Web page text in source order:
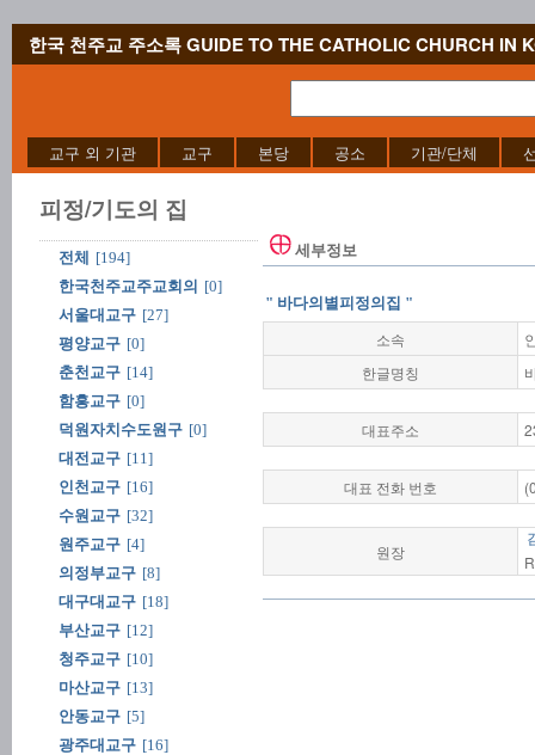
한국 천주교 주소록 GUIDE TO THE CATHOLIC CHURCH IN
교구 외 기관 교구 본당 공소 기관/단체
피정/기도의 집
전체
[194]
한국천주교주교회의 [0]
서울대교구 [27]
평양교구 [0]
춘천교구 [14]
함흥교구 [0]
덕원자치수도원구 [0]
대전교구 [11]
인천교구 [16]
수원교구 [32]
원주교구 [4]
의정부교구 [8]
대구대교구 [18]
부산교구 [12]
청주교구 [10]
마산교구 [13]
안동교구 [5]
광주대교구 [16]
세부정보
" 바다의별피정의집 "
소속
한글명칭
대표주소
대표 전화 번호
원장